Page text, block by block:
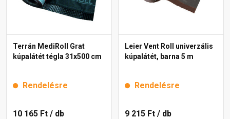
Terrán MediRoll Grat
kúpalátét tégla 31x500 cm
Rendelésre
10 165 Ft / db
Leier Vent Roll univerzális
kúpalátét, barna 5 m
Rendelésre
9 215 Ft / db